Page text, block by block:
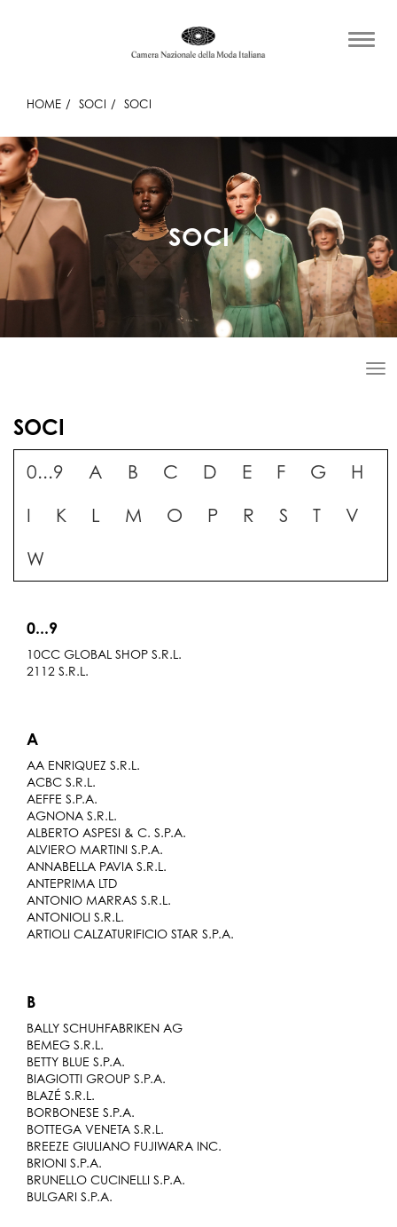
HOME SOCI SOCI
SOCI
SOCI
0...9 A B C D E F G
H
I
K L M O P R S T
V
W
0...9
10CC GLOBAL SHOP S.R.L.
2112 S.R.L.
A
AA ENRIQUEZ S.R.L.
ACBC S.R.L.
AEFFE S.P.A.
AGNONA S.R.L.
ALBERTO ASPESI & C. S.P.A.
ALVIERO MARTINI S.P.A.
ANNABELLA PAVIA S.R.L.
ANTEPRIMA LTD
ANTONIO MARRAS S.R.L.
ANTONIOLI S.R.L.
ARTIOLI CALZATURIFICIO STAR S.P.A.
B
BALLY SCHUHFABRIKEN AG
BEMEG S.R.L.
BETTY BLUE S.P.A.
BIAGIOTTI GROUP S.P.A.
BLAZÉ S.R.L.
BORBONESE S.P.A.
BOTTEGA VENETA S.R.L.
BREEZE GIULIANO FUJIWARA INC.
BRIONI S.P.A.
BRUNELLO CUCINELLI S.P.A.
BULGARI S.P.A.